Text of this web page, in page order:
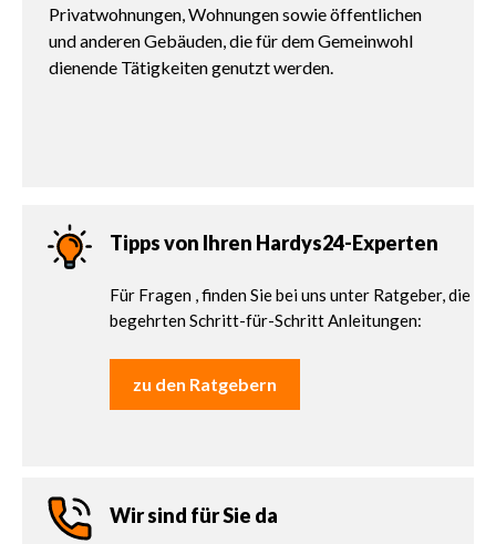
Privatwohnungen, Wohnungen sowie öffentlichen
und anderen Gebäuden, die für dem Gemeinwohl
dienende Tätigkeiten genutzt werden.
Tipps von Ihren Hardys24-Experten
Für Fragen , finden Sie bei uns unter Ratgeber, die
begehrten Schritt-für-Schritt Anleitungen:
zu den Ratgebern
Wir sind für Sie da